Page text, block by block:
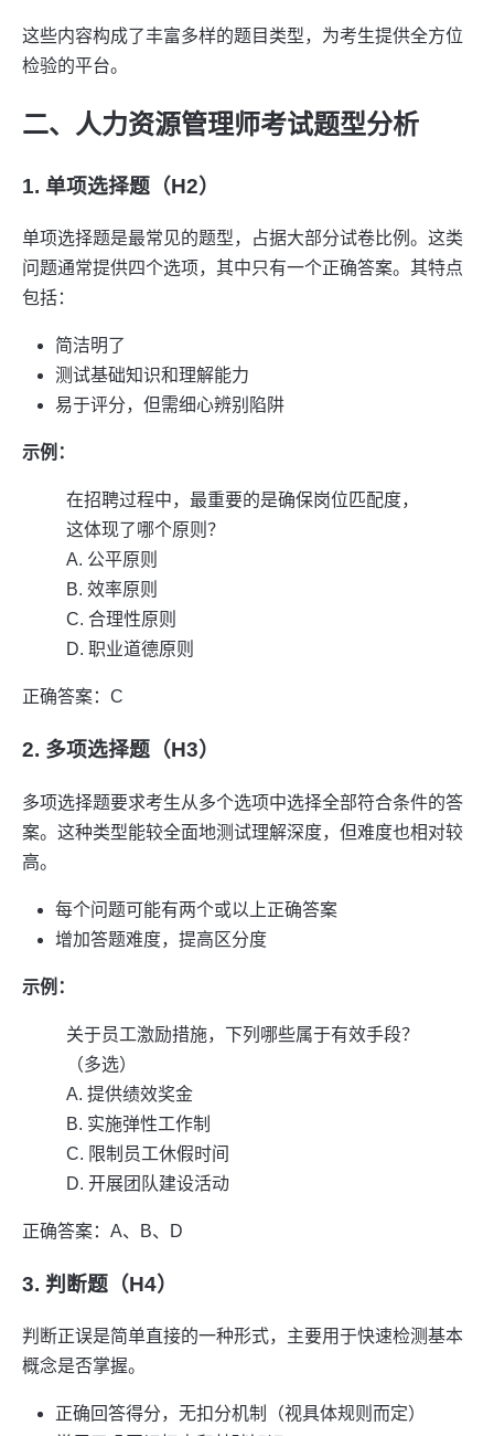
这些内容构成了丰富多样的题目类型，为考生提供全方位
检验的平台。
二、人力资源管理师考试题型分析
1. 单项选择题（H2）
单项选择题是最常见的题型，占据大部分试卷比例。这类
问题通常提供四个选项，其中只有一个正确答案。其特点
包括：
简洁明了
测试基础知识和理解能力
易于评分，但需细心辨别陷阱
示例：
在招聘过程中，最重要的是确保岗位匹配度，
这体现了哪个原则？
A. 公平原则
B. 效率原则
C. 合理性原则
D. 职业道德原则
正确答案：C
2. 多项选择题（H3）
多项选择题要求考生从多个选项中选择全部符合条件的答
案。这种类型能较全面地测试理解深度，但难度也相对较
高。
每个问题可能有两个或以上正确答案
增加答题难度，提高区分度
示例：
关于员工激励措施，下列哪些属于有效手段？
（多选）
A. 提供绩效奖金
B. 实施弹性工作制
C. 限制员工休假时间
D. 开展团队建设活动
正确答案：A、B、D
3. 判断题（H4）
判断正误是简单直接的一种形式，主要用于快速检测基本
概念是否掌握。
正确回答得分，无扣分机制（视具体规则而定）